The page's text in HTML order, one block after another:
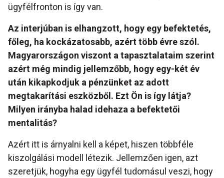
ügyfélfronton is így van.
Az interjúban is elhangzott, hogy egy befektetés,
főleg, ha kockázatosabb, azért több évre szól.
Magyarországon viszont a tapasztalataim szerint
azért még mindig jellemzőbb, hogy egy-két év
után kikapkodjuk a pénzünket az adott
megtakarítási eszközből. Ezt Ön is így látja?
Milyen irányba halad idehaza a befektetői
mentalitás?
Azért itt is árnyalni kell a képet, hiszen többféle
kiszolgálási modell létezik. Jellemzően igen, azt
szeretjük, hogyha egy ügyfél tudomásul veszi, hogy